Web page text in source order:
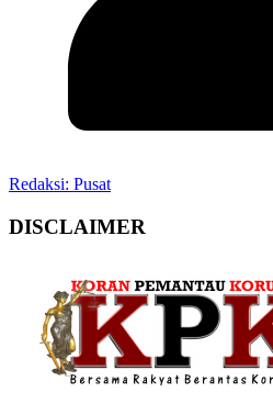
Redaksi: Pusat
DISCLAIMER